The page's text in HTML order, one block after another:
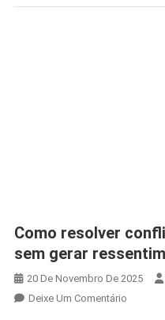
Como resolver
sem gerar
20 De Novembro De 2025
Deixe Um ComentárioEm